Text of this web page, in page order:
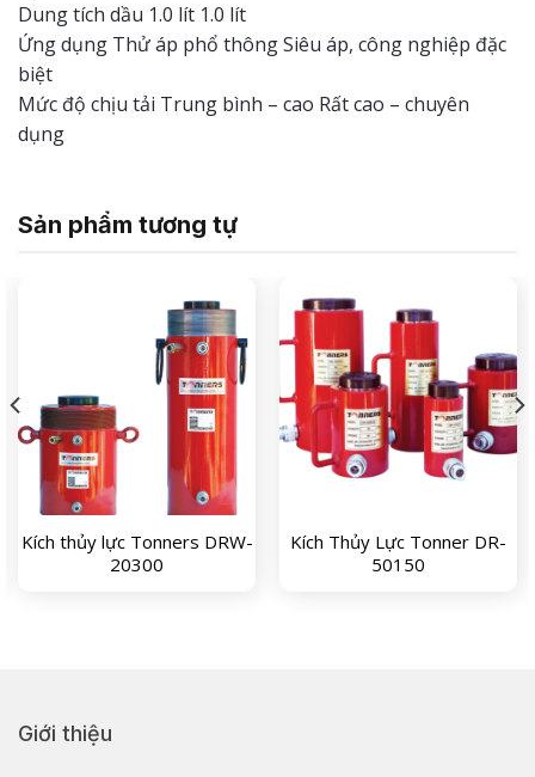
Dung tích dầu 1.0 lít 1.0 lít
Ứng dụng Thử áp phổ thông Siêu áp, công nghiệp đặc
biệt
Mức độ chịu tải Trung bình – cao Rất cao – chuyên
dụng
Sản phẩm tương tự
Kích thủy lực Tonners DRW-
20300
Kích Thủy Lực Tonner DR-
50150
Giới thiệu